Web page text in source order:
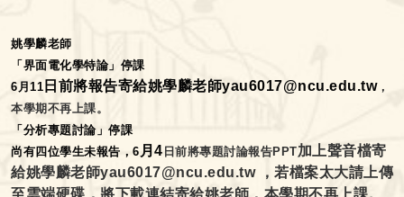
姚學麟老師
「界面電化學特論」停課
6 月11 日前將報告寄給姚學麟老師yau6017@ncu.edu.tw，
本學期不再上課。
「分析專題討論」停課
尚有四位學生未報告，6 月4 日前將專題討論報告PPT加上聲音檔寄
給姚學麟老師yau6017@ncu.edu.tw
，若檔案太大請上傳
至雲端硬碟，將下載連結寄給姚老師，本學期不再上課。